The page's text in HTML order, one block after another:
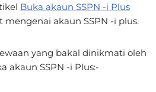
Buka akaun SSPN -i Plus
akaun SSPN -i plus.
yang bakal dinikmati oleh
akaun SSPN -i Plus:-